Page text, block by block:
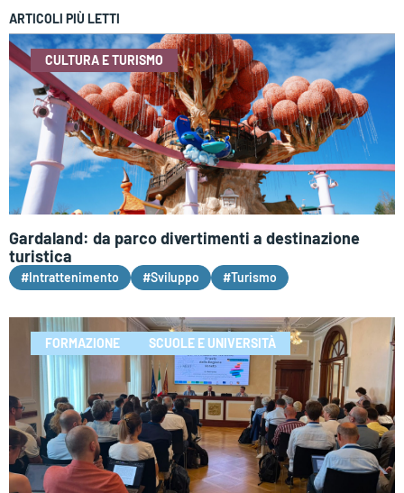
ARTICOLI PIÙ LETTI
CULTURA E TURISMO
Gardaland: da parco divertimenti a destinazione
turistica
#Intrattenimento #Sviluppo #Turismo
FORMAZIONE SCUOLE E UNIVERSITÀ